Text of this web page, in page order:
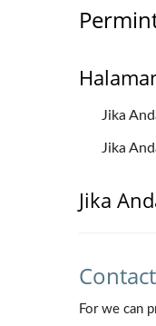
Jika
Jika
Jika